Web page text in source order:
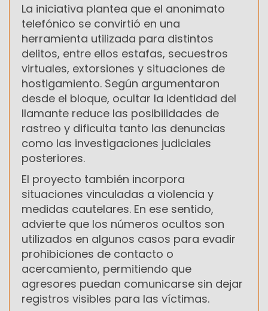
La iniciativa plantea que el anonimato
telefónico se convirtió en una
herramienta utilizada para distintos
delitos, entre ellos estafas, secuestros
virtuales, extorsiones y situaciones de
hostigamiento. Según argumentaron
desde el bloque, ocultar la identidad del
llamante reduce las posibilidades de
rastreo y dificulta tanto las denuncias
como las investigaciones judiciales
posteriores.
El proyecto también incorpora
situaciones vinculadas a violencia y
medidas cautelares. En ese sentido,
advierte que los números ocultos son
utilizados en algunos casos para evadir
prohibiciones de contacto o
acercamiento, permitiendo que
agresores puedan comunicarse sin dejar
registros visibles para las víctimas.